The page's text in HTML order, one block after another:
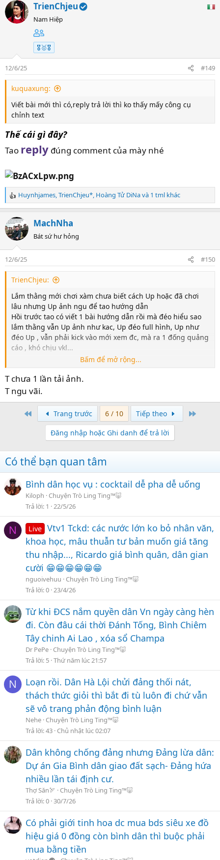
5-Cuối cùng Copy Pase cái link ảnh lên xàm là xong
-> Đây là ảnh đc Up đúng kiểu
Cách Up video cũng tương tự, dùng
như trên và cũng nhớ thao tác chọn nhúng diễn đàn
Tuy nhiên, chỉ đc Up clip có dung lượng tối đa 500MB
Đây là 1 ví dụ:
TrienChjeu
Nam Hiệp
🎖️🥇🎖️
12/6/25 #149
kuquaxung:
Viết bài mới thì có,reply trả lời thì ko thấy mấy công cụ
chỉnh text
Thế cái gì đây?
Tao reply đúng comment của mày nhé
R
e
a
c
t
n
s
Huynhjames,TrienChjeu*, Hoàng Tử DiNavà 1 tml khác
MachNha
Bát sứ hư hỏng
12/6/25 #150
TrienChjeu:
Lắm thằng mới chơi xàm chưa biết cách Up hoặc đã chơi
lâu nhưng Up ảnh ngu để tao hướng dẫn
Hồi trước tao có viết 1 bài hướng dẫn rồi mà đéo hiểu sao
lắm thằng vẫn Up ảnh như kac, Up đéo full hình, Up như
đéo Up , vẫn phải kick vào mới xem đc, mà ra 1 đống quảng
cáo , khó chịu vkl...
Để Up ảnh có nhiều web nhưng tao ưu tiênanh.moe
Trang này Up được cả ảnh lẫn video, ngoài ra thì những
member xàm ở nước ngoài vẫn có thể xem đc mà ko bị
anh.moe
Chọn Upload, sau đó vào thư mục chọn ảnh cần Up rồi ấn
Open... nhớ là có thể chọn nhiều ảnh cùng lúc nhé
Ấn vào Upload, chờ file đc tải lên hoàn tất
Bấm để mở rộng...
T chưa 1 lần tải ảnh.
T ngu vãi.
Trang trước 6 / 10 Tiếp theo
Đăng nhập hoặc Ghi danh để trả lời
Có thể bạn quan tâm
Bình dân học vụ : cocktail dễ pha dễ uống
Kiloph
Chuyện Trò Ling Ting™🐷
Trả lời 1 22/5/26
N Live Vtv1 Tckd: các nước lớn ko bỏ nhân văn,
khoa học, mâu thuẫn tư bản muốn giá tăng
thu nhập..., Ricardo giá bình quân, dân gian
cười 😁😁😁😁😁😁
nguoivehuu
Chuyện Trò Ling Ting™🐷
Trả lời 0 23/4/26
Từ khi ĐCS nắm quyền dân Vn ngày càng hèn
đi. Còn đâu cái thời Đánh Tống, Bình Chiêm
Tây chinh Ai Lao , xóa sổ Champa
Dr PePe Chuyện Trò Ling Ting™🐷
Trả lời 5 Thứ năm lúc 21:57
N
Loạn rồi. Dân Hà Lội chửi đảng thối nát,
thách thức giỏi thì bắt đi tù luôn đi chứ vẫn
sẽ vô trang phản động bình luận
Nehe Chuyện Trò Ling Ting™🐷
Trả lời 43 Chủ nhật lúc 02:07
Dân không chống đảng nhưng Đảng lừa dân:
Dự án Gia Bình dân giao đất sạch- Đảng hứa
nhiều lần tái định cư.
Thợ Săn🏹
Chuyện Trò Ling Ting™🐷
Trả lời 0 30/7/26
Có phải giới tinh hoa dc mua bds siêu xe đồ
hiệu giá 0 đồng còn bình dân thì buộc phải
mua bằng tiền